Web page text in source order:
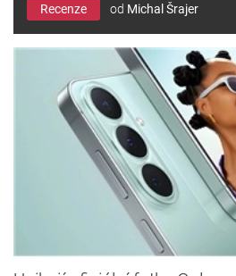
Recenze od Michal Šrajer